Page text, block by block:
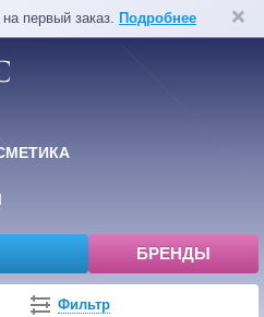
первый заказ. Подробнее
БРЕНДЫ
Фильтр